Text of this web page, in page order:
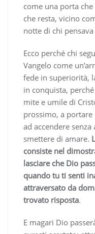
come una porta
che resta, vicino
notte di chi
Ecco perché chi
Vangelo come
fede in superiorità,
in conquista,
mite e umile di
prossimo, a
ad accendere senza
smettere di amare.
consiste nel
lasciare che Dio
quando tu ti senti
attraversato da
trovato risposta.
E magari Dio